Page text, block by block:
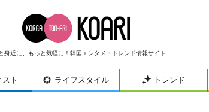
身近に、もっと気軽に！韓国エンタメ・トレンド情報サイト
ト ライフスタイル トレンド